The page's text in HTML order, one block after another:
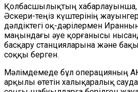
Қолбасшылықтың
Әскери-теңіз күштерінің
дәлдіктегі оқ-дәрілермен
маңындағы әуе қорғанысы
басқару станцияларына және
соққы берген.
Мәлімдемеде бұл операцияның
арқылы өтетін халықаралық